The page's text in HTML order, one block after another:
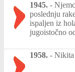
1945. -
poslednju
ispaljen iz
jugoistočno
1958. - Nikita